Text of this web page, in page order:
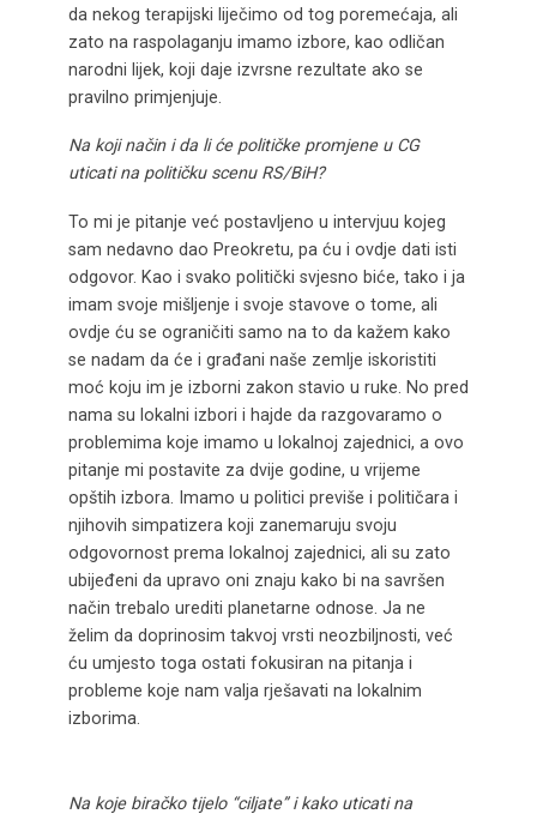
da nekog terapijski liječimo od tog poremećaja, ali
zato na raspolaganju imamo izbore, kao odličan
narodni lijek, koji daje izvrsne rezultate ako se
pravilno primjenjuje.
Na koji način i da li će političke promjene u CG
uticati na političku scenu RS/BiH?
To mi je pitanje već postavljeno u intervjuu kojeg
sam nedavno dao Preokretu, pa ću i ovdje dati isti
odgovor. Kao i svako politički svjesno biće, tako i ja
imam svoje mišljenje i svoje stavove o tome, ali
ovdje ću se ograničiti samo na to da kažem kako
se nadam da će i građani naše zemlje iskoristiti
moć koju im je izborni zakon stavio u ruke. No pred
nama su lokalni izbori i hajde da razgovaramo o
problemima koje imamo u lokalnoj zajednici, a ovo
pitanje mi postavite za dvije godine, u vrijeme
opštih izbora. Imamo u politici previše i političara i
njihovih simpatizera koji zanemaruju svoju
odgovornost prema lokalnoj zajednici, ali su zato
ubijeđeni da upravo oni znaju kako bi na savršen
način trebalo urediti planetarne odnose. Ja ne
želim da doprinosim takvoj vrsti neozbiljnosti, već
ću umjesto toga ostati fokusiran na pitanja i
probleme koje nam valja rješavati na lokalnim
izborima.
Na koje biračko tijelo “ciljate” i kako uticati na